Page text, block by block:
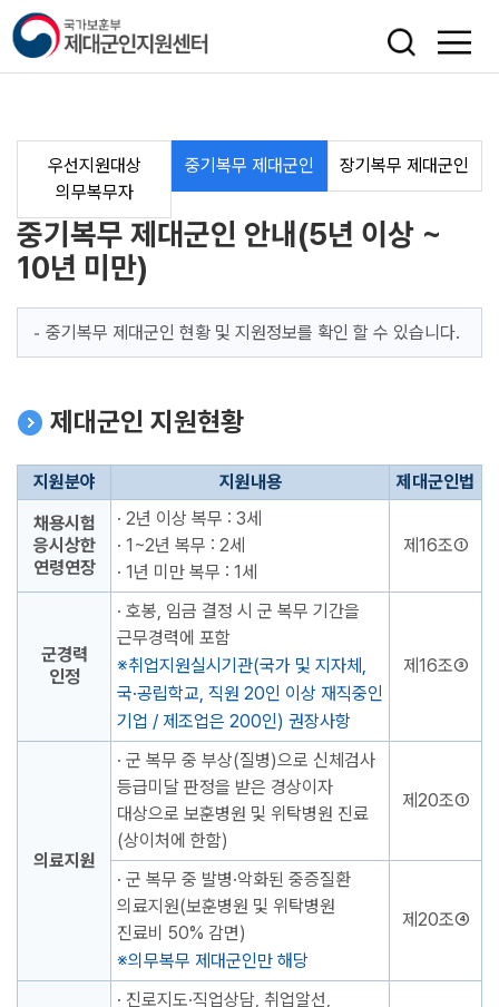
색
우선지원대상
의무복무자
중기복무 제대군인 장기복무 제대군인
중기복무 제대군인 안내(5년 이상 ~
10년 미만)
중기복무 제대군인 현황 및 지원정보를 확인 할 수 있습니다.
제대군인 지원현황
지원분야 지원내용
제대군인법
채용시험
응시상한
연령연장
· 2년 이상 복무 : 3세
· 1~2년 복무 : 2세
· 1년 미만 복무 : 1세
제16조①
군경력
인정
· 호봉, 임금 결정 시 군 복무 기간을
근무경력에 포함
취업지원실시기관(국가 및 지자체,
국·공립학교, 직원 20인 이상 재직중인
기업 / 제조업은 200인) 권장사항
제16조③
의료지원
· 군 복무 중 부상(질병)으로 신체검사
등급미달 판정을 받은 경상이자
대상으로 보훈병원 및 위탁병원 진료
(상이처에 한함)
제20조①
· 군 복무 중 발병·악화된 중증질환
의료지원(보훈병원 및 위탁병원
진료비 50% 감면)
의무복무 제대군인만 해당
제20조④
· 진로지도·직업상담, 취업알선,